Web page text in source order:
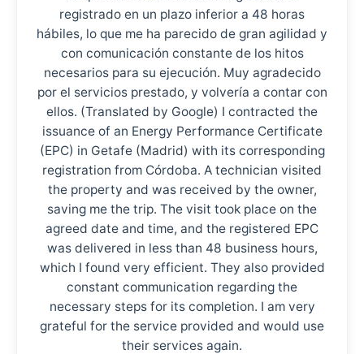
registrado en un plazo inferior a 48 horas
hábiles, lo que me ha parecido de gran agilidad y
con comunicación constante de los hitos
necesarios para su ejecución. Muy agradecido
por el servicios prestado, y volvería a contar con
ellos. (Translated by Google) I contracted the
issuance of an Energy Performance Certificate
(EPC) in Getafe (Madrid) with its corresponding
registration from Córdoba. A technician visited
the property and was received by the owner,
saving me the trip. The visit took place on the
agreed date and time, and the registered EPC
was delivered in less than 48 business hours,
which I found very efficient. They also provided
constant communication regarding the
necessary steps for its completion. I am very
grateful for the service provided and would use
their services again.